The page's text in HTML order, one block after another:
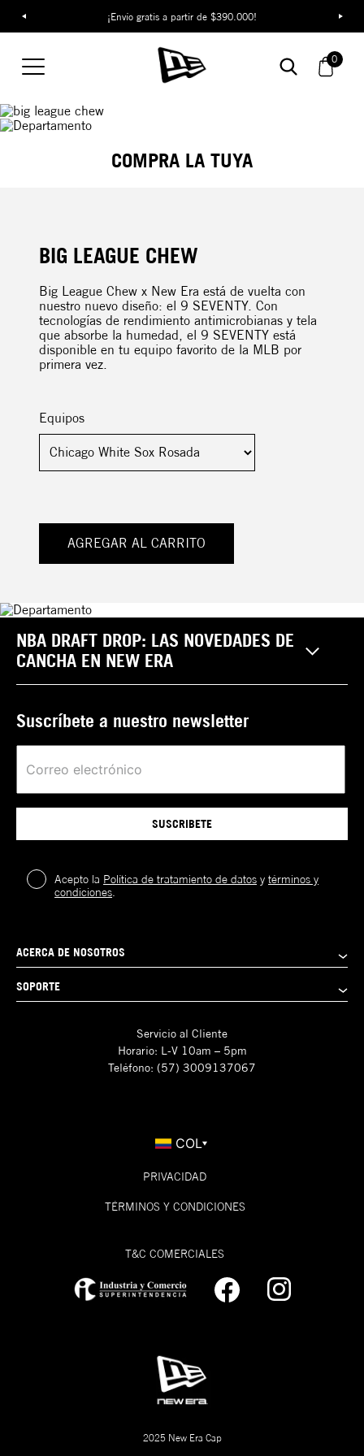
¡Envío gratis a partir de $390.000!
0
COMPRA LA TUYA
BIG LEAGUE CHEW
Big League Chew x New Era está de vuelta con
nuestro nuevo diseño: el 9 SEVENTY. Con
tecnologías de rendimiento antimicrobianas y tela
que absorbe la humedad, el 9 SEVENTY está
disponible en tu equipo favorito de la MLB por
primera vez.
Equipos
AGREGAR AL CARRITO
NBA DRAFT DROP: LAS NOVEDADES DE
CANCHA EN NEW ERA
Suscríbete a nuestro newsletter
SUSCRIBETE
Acepto la Política de tratamiento de datos ytérminos y
condiciones
ACERCA DE NOSOTROS
SOPORTE
Servicio al Cliente
Horario: L-V 10am – 5pm
Teléfono: (57) 3009137067
COL
PRIVACIDAD
TÉRMINOS Y CONDICIONES
T&C COMERCIALES
2025 New Era Cap